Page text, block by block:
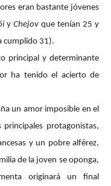
eran bastante jóvenes
y Chejov que tenían 25 y
cumplido 31).
principal y determinante
ha tenido el acierto de
un amor imposible en el
principales protagonistas,
y un pobre alférez,
de la joven se oponga,
originará un final